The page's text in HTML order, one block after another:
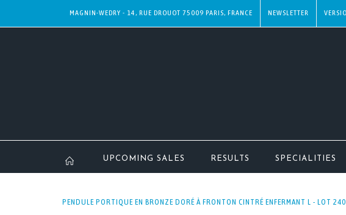
MAGNIN-WEDRY - 14, RUE DROUOT 75009 PARIS, FRANCE NEWSLETTER
UPCOMING SALES RESULTS SPECIALITIES
PENDULE PORTIQUE EN BRONZE DORÉ À FRONTON CINTRÉ ENFERMANT L - LOT 240